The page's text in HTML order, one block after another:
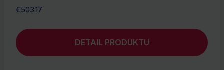
€503.17
DETAIL PRODUKTU